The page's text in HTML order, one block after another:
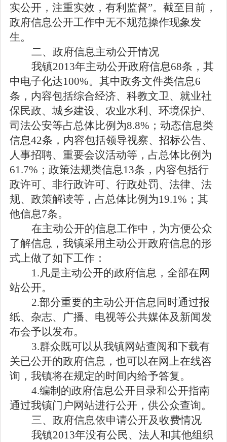
实公开，注重实效，有利监督”。截至目前，
政府信息公开工作中无不规范操作现象发
生。
二、政府信息主动公开情况
我镇2013年主动公开政府信息68条，其
中电子化达100%。其中政务文件类信息6
条，内容包括综合经济、科教文卫、就业社
保民政、城乡建设、农业水利、环境保护、
司法公安等占总体比例为8.8% ；动态信息类
信息42条，内容包括领导视察、招标公告、
人事招聘、重要会议活动等，占总体比例为
61.7% ；政策法规类信息13条，内容包括行
政许可、非行政许可、行政处罚、法律、法
规、政策解读等，占总体比例为19.1% ；其
他信息7条。
在主动公开的信息工作中，为方便公众
了解信息，我镇采用主动公开政府信息的形
式上做了如下工作：
1.凡是主动公开的政府信息，全部在网
站公开。
2.部分重要的主动公开信息同时通过报
纸、杂志、广播、电视等公共媒体及新闻发
布会予以发布。
3.群众既可以从我镇网站查阅和下载有
关已公开的政府信息，也可以在网上在线咨
询，我镇将在规定的时间内给予答复。
4.编制的政府信息公开目录和公开指南
通过我镇门户网站进行公开，供公众查询。
三、政府信息依申请公开及收费情况
我镇2013年没有公民、法人和其他组织